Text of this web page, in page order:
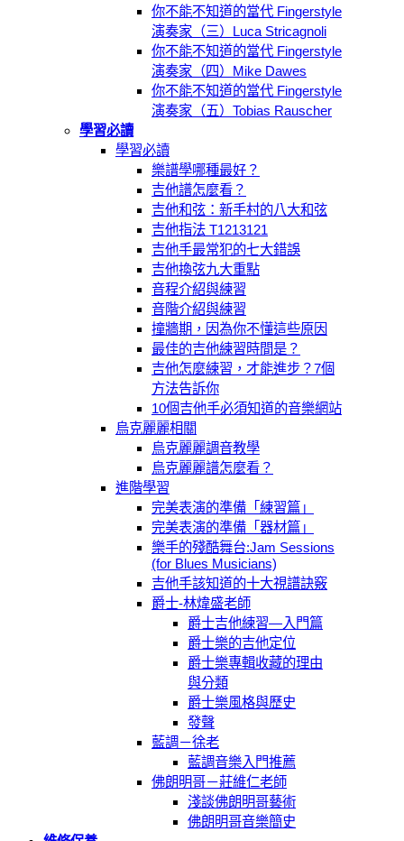
你不能不知道的當代 Fingerstyle
演奏家（三）Luca Stricagnoli
你不能不知道的當代 Fingerstyle
演奏家（四）Mike Dawes
你不能不知道的當代 Fingerstyle
演奏家（五）Tobias Rauscher
學習必讀
學習必讀
樂譜學哪種最好？
吉他譜怎麼看？
吉他和弦：新手村的八大和弦
吉他指法 T1213121
吉他手最常犯的七大錯誤
吉他換弦九大重點
音程介紹與練習
音階介紹與練習
撞牆期，因為你不懂這些原因
最佳的吉他練習時間是？
吉他怎麼練習，才能進步？7個
方法告訴你
10個吉他手必須知道的音樂網站
烏克麗麗相關
烏克麗麗調音教學
烏克麗麗譜怎麼看？
進階學習
完美表演的準備「練習篇」
完美表演的準備「器材篇」
樂手的殘酷舞台:Jam Sessions
(for Blues Musicians)
吉他手該知道的十大視譜訣竅
爵士-林煒盛老師
爵士吉他練習—入門篇
爵士樂的吉他定位
爵士樂專輯收藏的理由
與分類
爵士樂風格與歷史
發聲
藍調－徐老
藍調音樂入門推薦
佛朗明哥－莊維仁老師
淺談佛朗明哥藝術
佛朗明哥音樂簡史